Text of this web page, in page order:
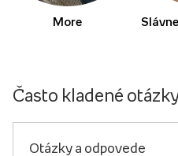
More
Často kladené
Otázky a odpovede